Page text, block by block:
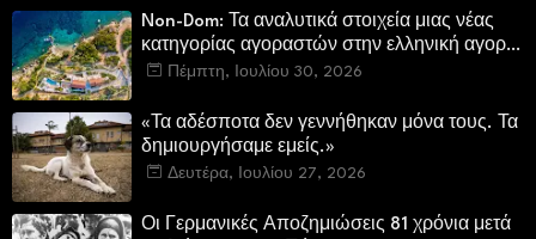
Non-Dom: Τα αναλυτικά στοιχεία μιας νέας
κατηγορίας αγοραστών στην ελληνική αγορά
πολυτελών κατοικιών
Πέμπτη, Ιουλίου 30, 2026
«Τα αδέσποτα δεν γεννήθηκαν μόνα τους. Τα
δημιουργήσαμε εμείς.»
Δευτέρα, Ιουλίου 27, 2026
Οι Γερμανικές Αποζημιώσεις 81 χρόνια μετά